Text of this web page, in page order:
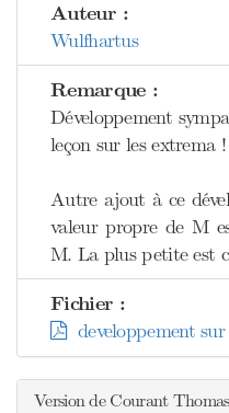
Auteur :
Wulfhartus
Remarque :
Développement
leçon sur les extrema !
Autre ajout à ce
valeur propre de M
M. La plus petite est
Fichier :
developpement sur
Version de Courant Thomas